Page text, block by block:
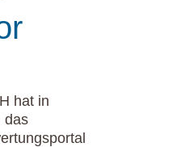
hat in
das